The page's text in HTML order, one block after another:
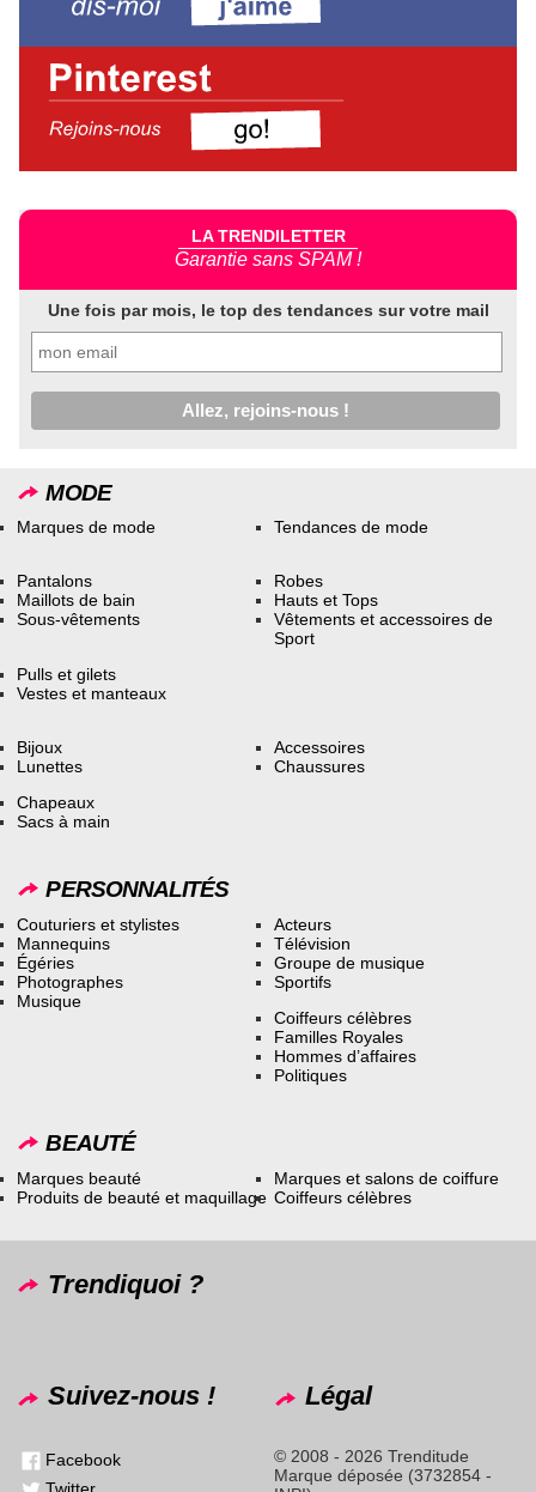
LA TRENDILETTER
Garantie sans SPAM !
Une fois par mois, le top des tendances sur votre mail
MODE
Marques de mode Tendances de mode
Pantalons
Maillots de bain
Sous-vêtements
Robes
Hauts et Tops
Vêtements et accessoires de
Sport
Pulls et gilets
Vestes et manteaux
Bijoux
Lunettes
Accessoires
Chaussures
Chapeaux
Sacs à main
PERSONNALITÉS
Couturiers et stylistes
Mannequins
Égéries
Photographes
Musique
Acteurs
Télévision
Groupe de musique
Sportifs
Coiffeurs célèbres
Familles Royales
Hommes d’affaires
Politiques
BEAUTÉ
Marques beauté
Produits de beauté et maquillage
Marques et salons de coiffure
Coiffeurs célèbres
Trendiquoi ?
Suivez-nous !
Facebook
Légal
© 2008 - 2026 Trenditude
Marque déposée (3732854 -